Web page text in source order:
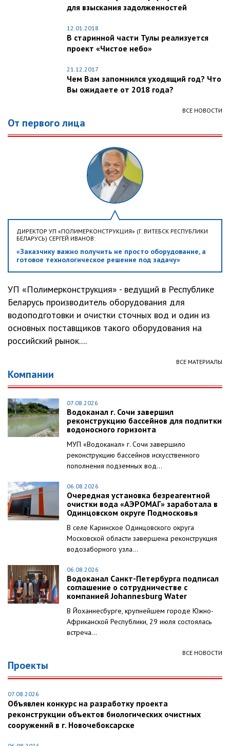
для взыскания задолженностей
12.01.2018
В старинной части Тулы реализуется
проект «Чистое небо»
21.12.2017
Чем Вам запомнился уходящий год? Что
Вы ожидаете от 2018 года?
ВСЕ НОВОСТИ
От первого лица
ДИРЕКТОР УП «ПОЛИМЕРКОНСТРУКЦИЯ» (Г. ВИТЕБСК РЕСПУБЛИКИ
БЕЛАРУСЬ) СЕРГЕЙ ИВАНОВ:
«Заказчику важно получить не просто оборудование, а
готовое технологическое решение под задачу»
УП «Полимерконструкция» - ведущий в Республике
Беларусь производитель оборудования для
водоподготовки и очистки сточных вод и один из
основных поставщиков такого оборудования на
российский рынок....
ВСЕ МАТЕРИАЛЫ
Компании
07.08.2026
Водоканал г. Сочи завершил
реконструкцию бассейнов для подпитки
водоносного горизонта
МУП «Водоканал» г. Сочи завершило
реконструкцию бассейнов искусственного
пополнения подземных вод...
06.08.2026
Очередная установка безреагентной
очистки вода «АЭРОМАГ» заработала в
Одинцовском округе Подмосковья
В селе Каринское Одинцовского округа
Московской области завершена реконструкция
водозаборного узла...
06.08.2026
Водоканал Санкт-Петербурга подписал
соглашение о сотрудничестве с
компанией Johannesburg Water
В Йоханнесбурге, крупнейшем городе Южно-
Африканской Республики, 29 июля состоялась
встреча...
ВСЕ НОВОСТИ
Проекты
07.08.2026
Объявлен конкурс на разработку проекта
реконструкции объектов биологических очистных
сооружений в г. Новочебоксарске